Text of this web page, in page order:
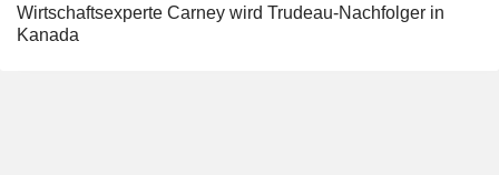
Wirtschaftsexperte Carney wird Trudeau-Nachfolger in
Kanada